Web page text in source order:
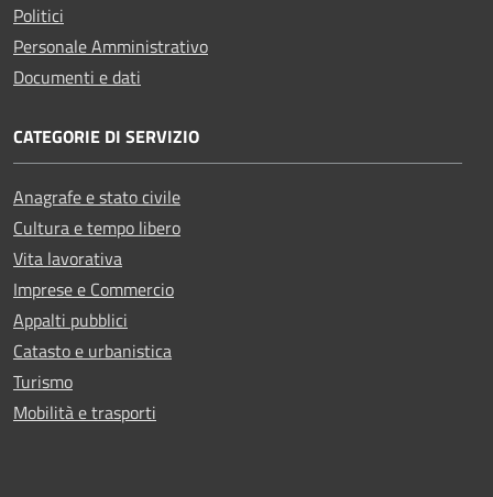
Politici
Personale Amministrativo
Documenti e dati
CATEGORIE DI SERVIZIO
Anagrafe e stato civile
Cultura e tempo libero
Vita lavorativa
Imprese e Commercio
Appalti pubblici
Catasto e urbanistica
Turismo
Mobilità e trasporti